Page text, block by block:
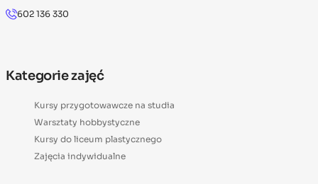
602 136 330
Kategorie zajęć
Kursy przygotowawcze na studia
Warsztaty hobbystyczne
Kursy do liceum plastycznego
Zajęcia indywidualne